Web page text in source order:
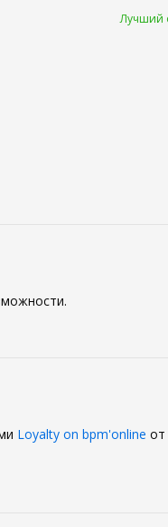
Лучший
Loyalty on bpm'online